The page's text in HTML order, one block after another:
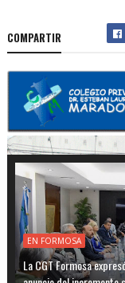
COMPARTIR
EN FORMOSA
La CGT Formosa